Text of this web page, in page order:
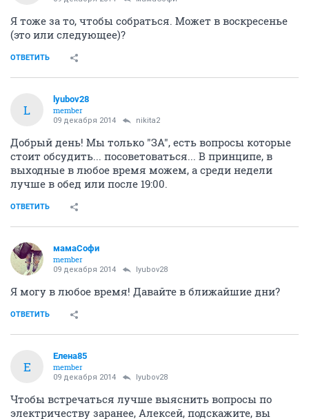
Я тоже за то, чтобы собраться. Может в воскресенье
(это или следующее)?
ОТВЕТИТЬ
L
lyubov28
member
09 декабря 2014 nikita2
Добрый день! Мы только "ЗА", есть вопросы которые
стоит обсудить... посоветоваться... В принципе, в
выходные в любое время можем, а среди недели
лучше в обед или после 19:00.
ОТВЕТИТЬ
мамаСофи
member
09 декабря 2014 lyubov28
Я могу в любое время! Давайте в ближайшие дни?
ОТВЕТИТЬ
Е
Елена85
member
09 декабря 2014 lyubov28
Чтобы встречаться лучше выяснить вопросы по
электричеству заранее, Алексей, подскажите, вы